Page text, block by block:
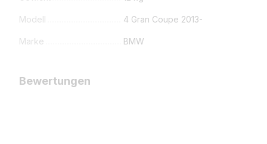
Modell 4 Gran Coupe 2013-
Marke BMW
Bewertungen